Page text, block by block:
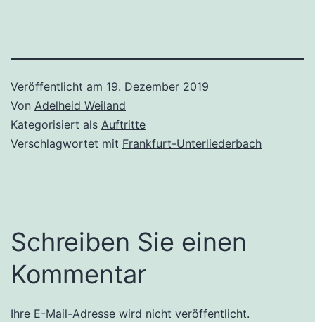
Veröffentlicht am 19. Dezember 2019
Von Adelheid Weiland
Kategorisiert als Auftritte
Verschlagwortet mit Frankfurt-Unterliederbach
Schreiben Sie einen
Kommentar
Ihre E-Mail-Adresse wird nicht veröffentlicht.